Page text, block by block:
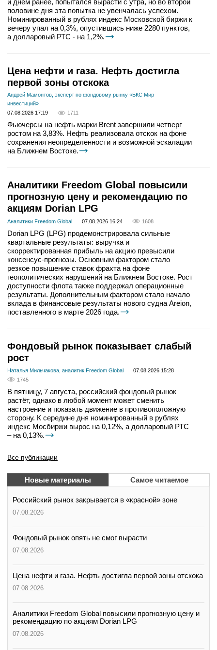
и днём ранее, попытался вырасти с утра, но во второй
половине дня эта попытка не увенчалась успехом.
Номинированный в рублях индекс Московской биржи к
вечеру упал на 0,3%, опустившись ниже 2280 пунктов,
а долларовый РТС - на 1,2%.
Цена нефти и газа. Нефть достигла
первой зоны отскока
Андрей Мамонтов, эксперт по фондовому рынку «БКС Мир
инвестиций»
07.08.2026 17:19
1711
Фьючерсы на нефть марки Brent завершили четверг
ростом на 3,83%. Нефть реализовала отскок на фоне
сохранения неопределенности и возможной эскалации
на Ближнем Востоке.
Аналитики Freedom Global повысили
прогнозную цену и рекомендацию по
акциям Dorian LPG
Аналитики Freedom Global 07.08.2026 16:24 1608
Dorian LPG (LPG) продемонстрировала сильные
квартальные результаты: выручка и
скорректированная прибыль на акцию превысили
консенсус-прогнозы. Основным фактором стало
резкое повышение ставок фрахта на фоне
геополитических нарушений на Ближнем Востоке. Рост
доступности флота также поддержал операционные
результаты. Дополнительным фактором стало начало
вклада в финансовые результаты нового судна Areion,
поставленного в марте 2026 года.
Фондовый рынок показывает слабый
рост
Наталья Мильчакова, аналитик Freedom Global
07.08.2026 15:28
1745
В пятницу, 7 августа, российский фондовый рынок
растёт, однако в любой момент может сменить
настроение и показать движение в противоположную
сторону. К середине дня номинированный в рублях
индекс Мосбиржи вырос на 0,12%, а долларовый РТС
– на 0,13%.
Все публикации
Новые материалы Самое читаемое
Российский рынок закрывается в «красной» зоне
07.08.2026
Фондовый рынок опять не смог вырасти
07.08.2026
Цена нефти и газа. Нефть достигла первой зоны отскока
07.08.2026
Аналитики Freedom Global повысили прогнозную цену и
рекомендацию по акциям Dorian LPG
07.08.2026